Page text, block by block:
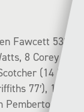
Fawcett 53′), 5
8 Corey
(14 Kurtis
77′), 19
82′)